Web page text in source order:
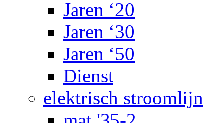
Jaren ‘20
Jaren ‘30
Jaren ‘50
Dienst
elektrisch stroomlijn